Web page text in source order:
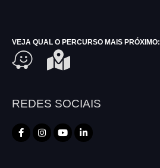
VEJA QUAL O PERCURSO MAIS PRÓXIMO:
REDES SOCIAIS